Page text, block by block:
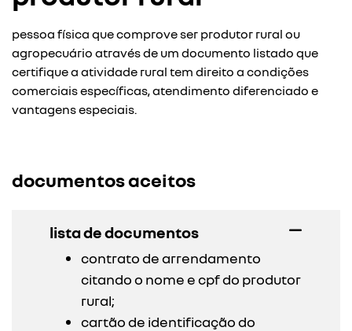
pessoa física que comprove ser produtor rural ou
agropecuário através de um documento listado que
certifique a atividade rural tem direito a condições
comerciais específicas, atendimento diferenciado e
vantagens especiais.
documentos aceitos
lista de documentos
contrato de arrendamento
citando o nome e cpf do produtor
rural;
cartão de identificação do